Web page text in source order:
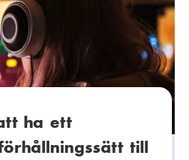
ha ett
till
i